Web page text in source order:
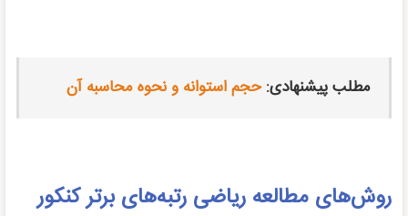
مطلب پیشنهادی:حجم استوانه و نحوه محاسبه آن
روش‌های مطالعه ریاضی رتبه‌های برتر کنکور